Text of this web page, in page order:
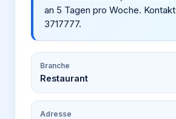
an 5 Tagen pro Woche.
3717777.
Branche
Restaurant
Adresse